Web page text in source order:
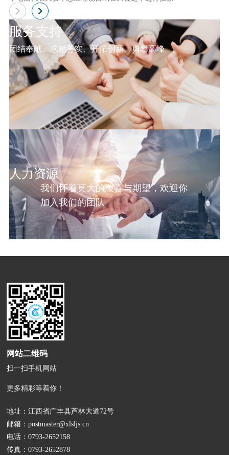
服务支持
团结奉献、求精务实、开拓创新、勇攀高峰
人力资源
我们怀着莫大的欣喜与期望，欢迎你
加入我们的团队
网站二维码
扫一扫手机网站
更多精彩等着你！
地址：江西省广丰县芦林大道72号
邮箱：postmaster@xlsljs.cn
电话：0793-2652158
传真：0793-2652878